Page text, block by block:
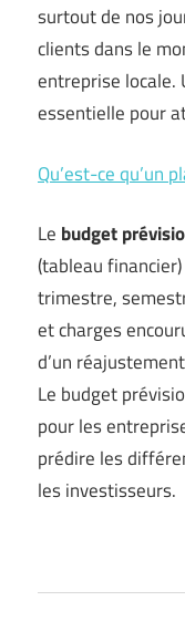
surtout de nos
clients dans le
entreprise locale.
essentielle pour
Qu’est-ce qu’un
Le budget
(tableau
trimestre,
et charges
d’un
Le budget
pour les
prédire les
les investisseurs.